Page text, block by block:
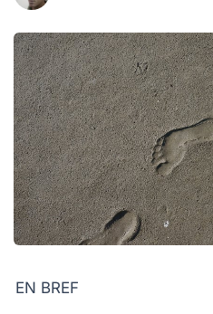
EN BREF